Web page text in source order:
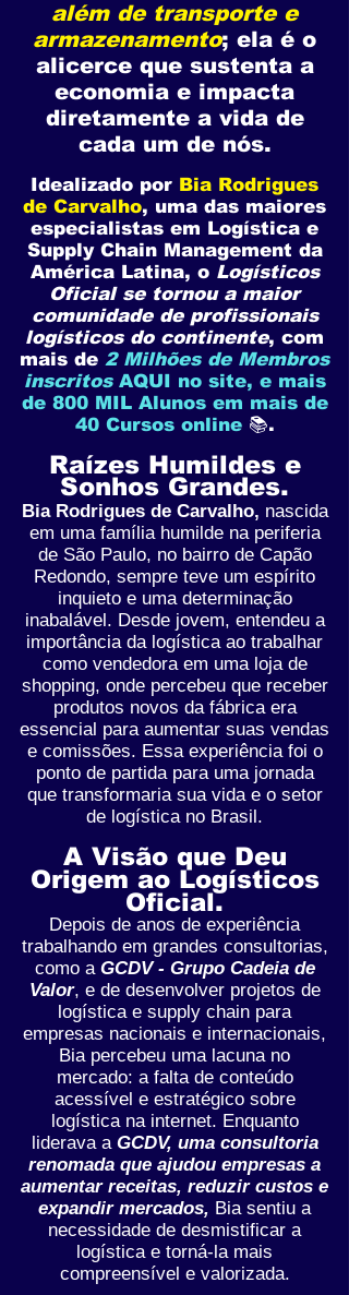
além de transporte e
armazenamento; ela é o
alicerce que sustenta a
economia e impacta
diretamente a vida de
cada um de nós.
Idealizado por Bia Rodrigues
de Carvalho, uma das maiores
especialistas em Logística e
Supply Chain Management da
América Latina, o Logísticos
Oficial se tornou a maior
comunidade de profissionais
logísticos do continente, com
mais de 2 Milhões de Membros
inscritosAQUI no site, e mais
de 800 MIL Alunos em mais de
40 Cursos online 📚.
Raízes Humildes e
Sonhos Grandes.
Bia Rodrigues de Carvalho, nascida
em uma família humilde na periferia
de São Paulo, no bairro de Capão
Redondo, sempre teve um espírito
inquieto e uma determinação
inabalável. Desde jovem, entendeu a
importância da logística ao trabalhar
como vendedora em uma loja de
shopping, onde percebeu que receber
produtos novos da fábrica era
essencial para aumentar suas vendas
e comissões. Essa experiência foi o
ponto de partida para uma jornada
que transformaria sua vida e o setor
de logística no Brasil.
A Visão que Deu
Origem ao Logísticos
Oficial.
Depois de anos de experiência
trabalhando em grandes consultorias,
como a GCDV - Grupo Cadeia de
Valor, e de desenvolver projetos de
logística e supply chain para
empresas nacionais e internacionais,
Bia percebeu uma lacuna no
mercado: a falta de conteúdo
acessível e estratégico sobre
logística na internet. Enquanto
liderava a GCDV, uma consultoria
renomada que ajudou empresas a
aumentar receitas, reduzir custos e
expandir mercados, Bia sentiu a
necessidade de desmistificar a
logística e torná-la mais
compreensível e valorizada.